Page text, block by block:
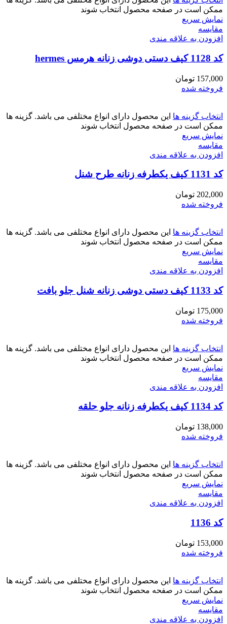
ممکن است در صفحه محصول انتخاب شوند
نمایش سریع
مقايسه
افزودن به علاقه مندی
کد 1128 کیف دستی دوشی زنانه هرمس hermes
157,000 تومان
فروخته شده
انتخاب گزینه ها این محصول دارای انواع مختلفی می باشد. گزینه ها
ممکن است در صفحه محصول انتخاب شوند
نمایش سریع
مقايسه
افزودن به علاقه مندی
کد 1131 کیف یکطرفه زنانه طرح شنل
202,000 تومان
فروخته شده
انتخاب گزینه ها این محصول دارای انواع مختلفی می باشد. گزینه ها
ممکن است در صفحه محصول انتخاب شوند
نمایش سریع
مقايسه
افزودن به علاقه مندی
کد 1133 کیف دستی دوشی زنانه شنل جلو بافت
175,000 تومان
فروخته شده
انتخاب گزینه ها این محصول دارای انواع مختلفی می باشد. گزینه ها
ممکن است در صفحه محصول انتخاب شوند
نمایش سریع
مقايسه
افزودن به علاقه مندی
کد 1134 کیف یکطرفه زنانه جلو حلقه
138,000 تومان
فروخته شده
انتخاب گزینه ها این محصول دارای انواع مختلفی می باشد. گزینه ها
ممکن است در صفحه محصول انتخاب شوند
نمایش سریع
مقايسه
افزودن به علاقه مندی
کد 1136
153,000 تومان
فروخته شده
انتخاب گزینه ها این محصول دارای انواع مختلفی می باشد. گزینه ها
ممکن است در صفحه محصول انتخاب شوند
نمایش سریع
مقايسه
افزودن به علاقه مندی